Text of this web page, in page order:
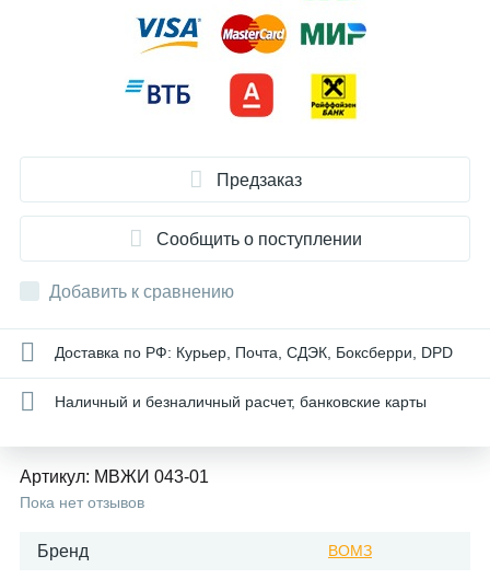
Предзаказ
Сообщить о поступлении
Добавить к сравнению
Доставка по РФ: Курьер, Почта, СДЭК, Боксберри, DPD
Наличный и безналичный расчет, банковские карты
Артикул: МВЖИ 043-01
Пока нет отзывов
Бренд ВОМЗ